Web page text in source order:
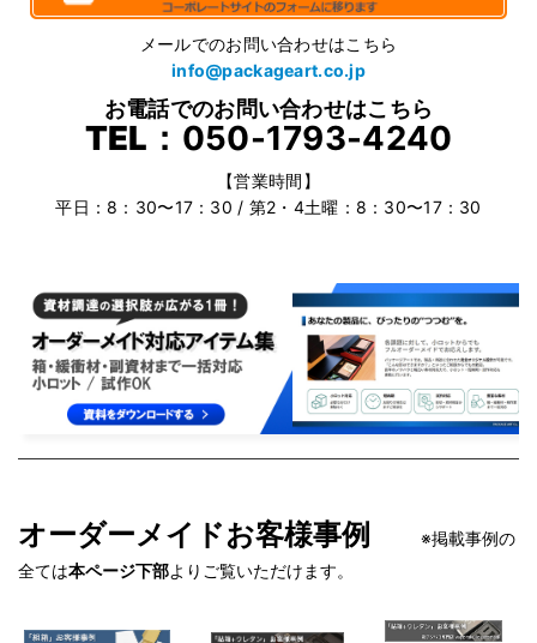
メールでのお問い合わせはこちら
info@packageart.co.jp
お電話でのお問い合わせはこちら
TEL： 050-1793-4240
【営業時間】
平日：8：30〜17：30 / 第2・4土曜：8：30〜17：30
オーダーメイドお客様事例
※掲載事例の
全ては本ページ下部よりご覧いただけます。